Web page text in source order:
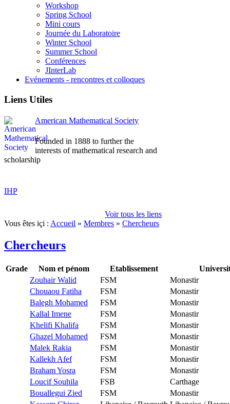
Workshop
Spring School
Mini cours
Journée du Laboratoire
Winter School
Summer School
Conférences
JInterLab
Evénements - rencontres et colloques
Liens Utiles
American Mathematical Society
Founded in 1888 to further the
interests of mathematical research and
scholarship
IHP
Voir tous les liens
Vous êtes içi : Accueil » Membres » Chercheurs
Chercheurs
Grade Nom et pénom Etablissement
Zouhair Walid
FSM
Monastir
Chouaou Fatiha
FSM
Monastir
Balegh Mohamed
FSM
Monastir
Kallal Imene
FSM
Monastir
Khelifi Khalifa
FSM
Monastir
Ghazel Mohamed
FSM
Monastir
Malek Rakia
FSM
Monastir
Kallekh Afef
FSM
Monastir
Braham Yosra
FSM
Monastir
Loucif Souhila
FSB
Carthage
Bouallegui Zied
FSM
Monastir